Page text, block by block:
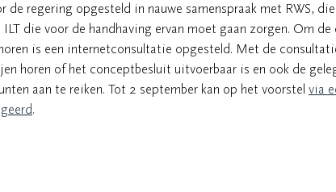
regering opgesteld in nauwe samenspraak met RWS,
die voor de handhaving ervan moet gaan zorgen. Om
is een internetconsultatie opgesteld. Met de
horen of het conceptbesluit uitvoerbaar is en ook de
aan te reiken. Tot 2 september kan op het voorstel via
.